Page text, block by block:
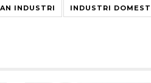
INDUSTRI INDUSTRI